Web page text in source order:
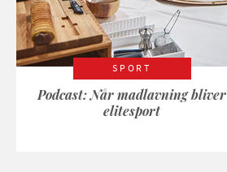
SPORT
Podcast: Når madlavning bliver
elitesport